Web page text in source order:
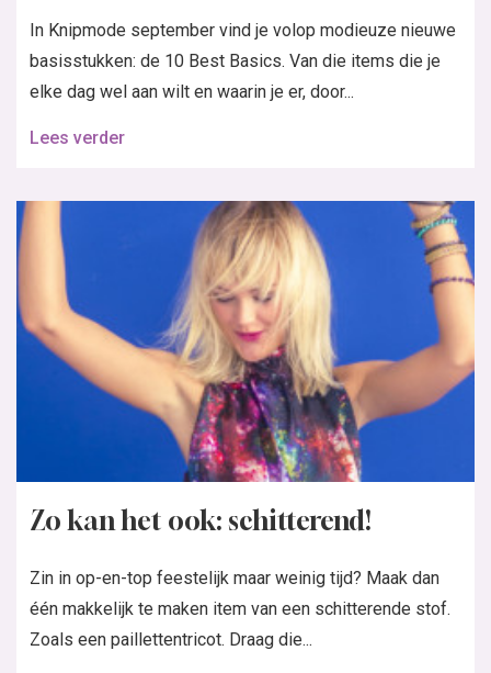
In Knipmode september vind je volop modieuze nieuwe
basisstukken: de 10 Best Basics. Van die items die je
elke dag wel aan wilt en waarin je er, door...
Lees verder
Zo kan het ook: schitterend!
Zin in op-en-top feestelijk maar weinig tijd? Maak dan
één makkelijk te maken item van een schitterende stof.
Zoals een paillettentricot. Draag die...